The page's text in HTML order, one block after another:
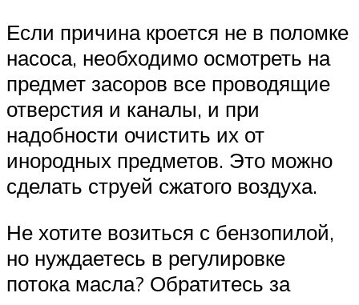
Если причина кроется не в поломке
насоса, необходимо осмотреть на
предмет засоров все проводящие
отверстия и каналы, и при
надобности очистить их от
инородных предметов. Это можно
сделать струей сжатого воздуха.
Не хотите возиться с бензопилой,
но нуждаетесь в регулировке
потока масла? Обратитесь за